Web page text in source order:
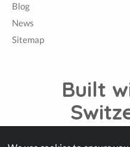
Blog
News
Sitemap
Built